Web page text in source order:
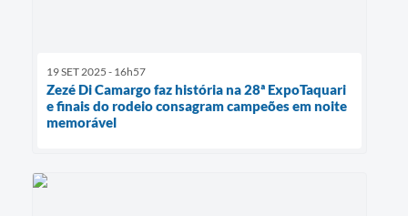
19 SET 2025 - 16h57
Zezé Di Camargo faz história na 28ª ExpoTaquari
e finais do rodeio consagram campeões em noite
memorável